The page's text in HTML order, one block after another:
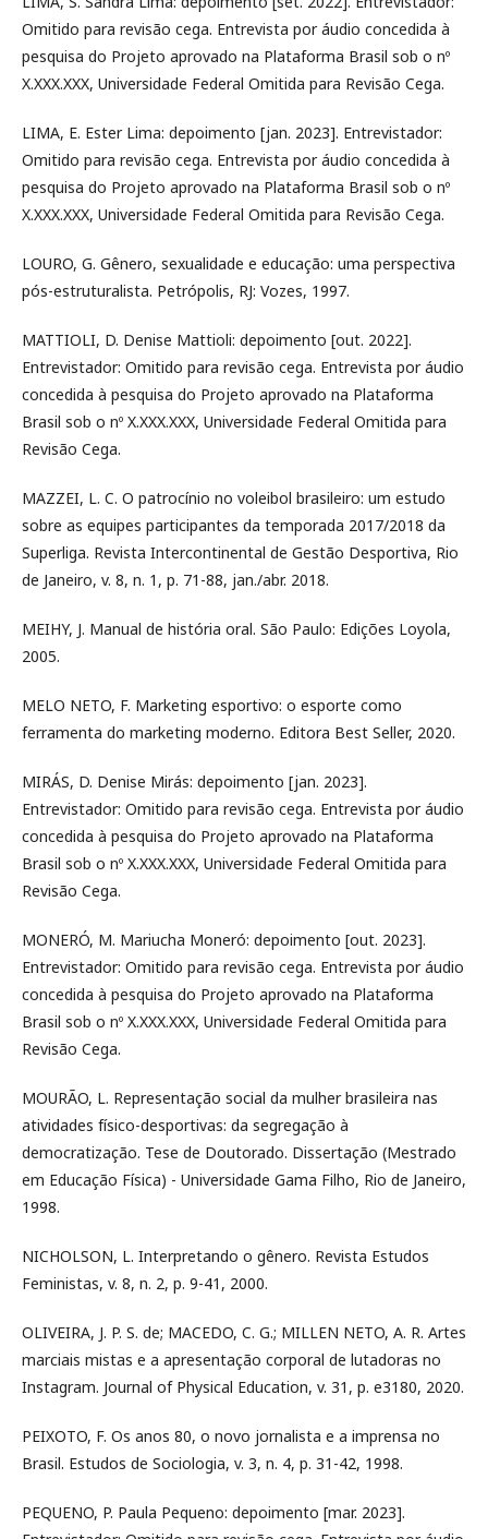
Omitido para revisão cega. Entrevista por áudio concedida à
pesquisa do Projeto aprovado na Plataforma Brasil sob o nº
X.XXX.XXX, Universidade Federal Omitida para Revisão Cega.
LIMA, E. Ester Lima: depoimento [jan. 2023]. Entrevistador:
Omitido para revisão cega. Entrevista por áudio concedida à
pesquisa do Projeto aprovado na Plataforma Brasil sob o nº
X.XXX.XXX, Universidade Federal Omitida para Revisão Cega.
LOURO, G. Gênero, sexualidade e educação: uma perspectiva
pós-estruturalista. Petrópolis, RJ: Vozes, 1997.
MATTIOLI, D. Denise Mattioli: depoimento [out. 2022].
Entrevistador: Omitido para revisão cega. Entrevista por áudio
concedida à pesquisa do Projeto aprovado na Plataforma
Brasil sob o nº X.XXX.XXX, Universidade Federal Omitida para
Revisão Cega.
MAZZEI, L. C. O patrocínio no voleibol brasileiro: um estudo
sobre as equipes participantes da temporada 2017/2018 da
Superliga. Revista Intercontinental de Gestão Desportiva, Rio
de Janeiro, v. 8, n. 1, p. 71-88, jan./abr. 2018.
MEIHY, J. Manual de história oral. São Paulo: Edições Loyola,
2005.
MELO NETO, F. Marketing esportivo: o esporte como
ferramenta do marketing moderno. Editora Best Seller, 2020.
MIRÁS, D. Denise Mirás: depoimento [jan. 2023].
Entrevistador: Omitido para revisão cega. Entrevista por áudio
concedida à pesquisa do Projeto aprovado na Plataforma
Brasil sob o nº X.XXX.XXX, Universidade Federal Omitida para
Revisão Cega.
MONERÓ, M. Mariucha Moneró: depoimento [out. 2023].
Entrevistador: Omitido para revisão cega. Entrevista por áudio
concedida à pesquisa do Projeto aprovado na Plataforma
Brasil sob o nº X.XXX.XXX, Universidade Federal Omitida para
Revisão Cega.
MOURÃO, L. Representação social da mulher brasileira nas
atividades físico-desportivas: da segregação à
democratização. Tese de Doutorado. Dissertação (Mestrado
em Educação Física) - Universidade Gama Filho, Rio de Janeiro,
1998.
NICHOLSON, L. Interpretando o gênero. Revista Estudos
Feministas, v. 8, n. 2, p. 9-41, 2000.
OLIVEIRA, J. P. S. de; MACEDO, C. G.; MILLEN NETO, A. R. Artes
marciais mistas e a apresentação corporal de lutadoras no
Instagram. Journal of Physical Education, v. 31, p. e3180, 2020.
PEIXOTO, F. Os anos 80, o novo jornalista e a imprensa no
Brasil. Estudos de Sociologia, v. 3, n. 4, p. 31-42, 1998.
PEQUENO, P. Paula Pequeno: depoimento [mar. 2023].